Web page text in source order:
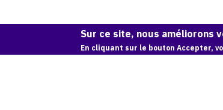
Sur ce site, nous améliorons
En cliquant sur le bouton Accepter,